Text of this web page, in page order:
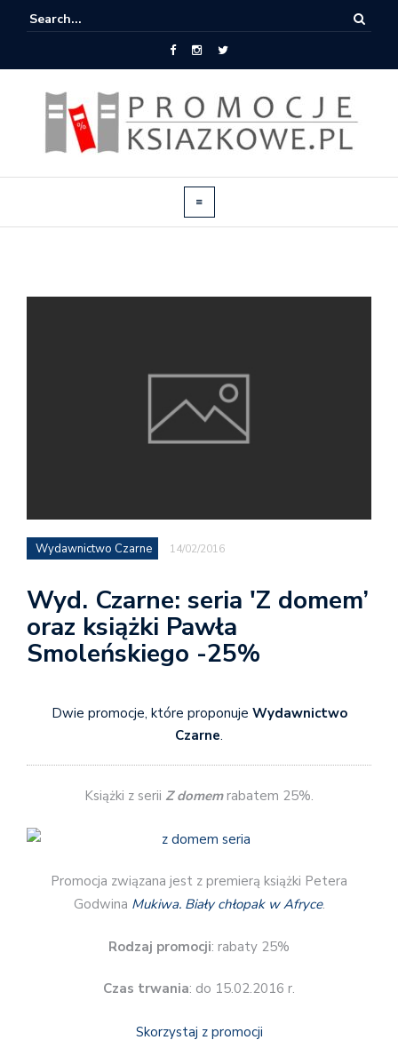
Wydawnictwo Czarne 14/02/2016
Wyd. Czarne: seria 'Z domem’
oraz książki Pawła
Smoleńskiego -25%
Dwie promocje, które proponuje Wydawnictwo
Czarne.
Książki z serii Z domemrabatem 25%.
Promocja związana jest z premierą książki Petera
Godwina Mukiwa. Biały chłopak w Afryce.
Rodzaj promocji: rabaty 25%
Czas trwania: do 15.02.2016 r.
Skorzystaj z promocji